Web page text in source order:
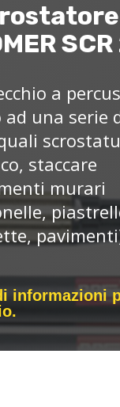
a
una serie
staccare
murari
informazioni